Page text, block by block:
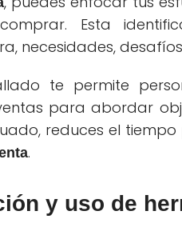
Esta
necesidades,
te permite
para abordar
reduces el
.
y uso de